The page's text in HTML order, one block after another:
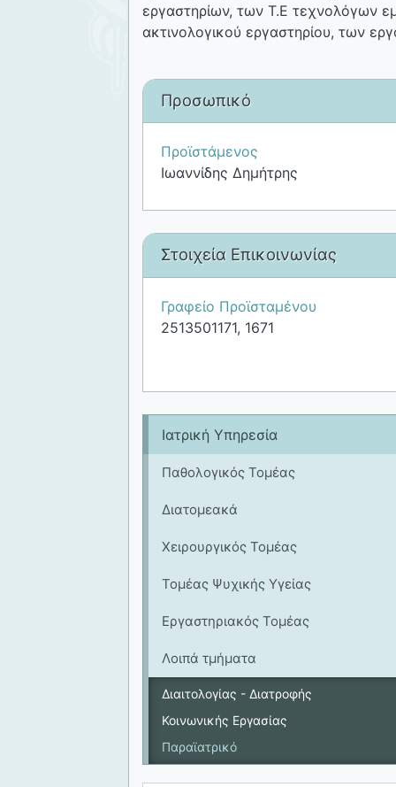
Ιατρική Υπηρεσία
Παθολογικός Τομέας
Διατομεακά
Χειρουργικός Τομέας
Τομέας Ψυχικής Υγείας
Εργαστηριακός Τομέας
Λοιπά τμήματα
Διαιτολογίας - Διατροφής
Κοινωνικής Εργασίας
Παραϊατρικό
εργαστηρίων, των Τ.Ε τεχνολόγων
ακτινολογικού εργαστηρίου, των
Προσωπικό
Προϊστάμενος
Ιωαννίδης Δημήτρης
Στοιχεία Επικοινωνίας
Γραφείο Προϊσταμένου
2513501171, 1671